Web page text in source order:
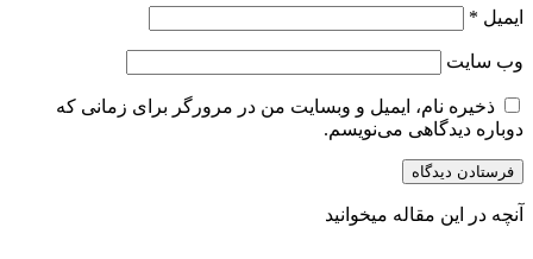
ایمیل *
وب‌ سایت
ذخیره نام، ایمیل و وبسایت من در مرورگر برای زمانی که
دوباره دیدگاهی می‌نویسم.
آنچه در این مقاله میخوانید